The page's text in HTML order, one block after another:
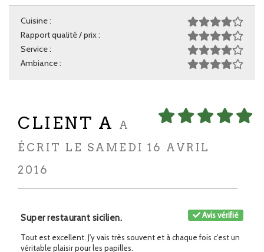
Cuisine :
Rapport qualité / prix :
Service :
Ambiance :
CLIENT A
A
ÉCRIT LE SAMEDI 16 AVRIL
2016
Avis vérifié
Super restaurant sicilien.
Tout est excellent. J'y vais très souvent et à chaque fois c'est un
véritable plaisir pour les papilles.